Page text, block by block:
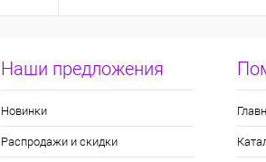
Наши предложения
Новинки
Распродажи и скидки